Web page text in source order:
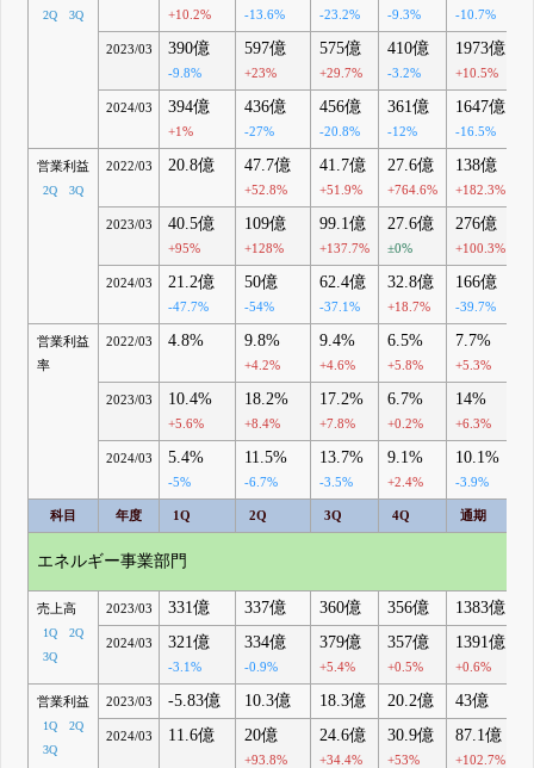
2Q 3Q +10.2% -13.6% -23.2% -9.3% -10.7%
2023/03 390億
-9.8%
597億
+23%
575億
+29.7%
410億
-3.2%
1973億
+10.5%
2024/03 394億
+1%
436億
-27%
456億
-20.8%
361億
-12%
1647億
-16.5%
営業利益
2Q 3Q
2022/03 20.8億 47.7億
+52.8%
41.7億
+51.9%
27.6億
+764.6%
138億
+182.3%
2023/03 40.5億
+95%
109億
+128%
99.1億
+137.7%
27.6億
±0%
276億
+100.3%
2024/03 21.2億
-47.7%
50億
-54%
62.4億
-37.1%
32.8億
+18.7%
166億
-39.7%
営業利益
率
2022/03 4.8% 9.8%
+4.2%
9.4%
+4.6%
6.5%
+5.8%
7.7%
+5.3%
2023/03 10.4%
+5.6%
18.2%
+8.4%
17.2%
+7.8%
6.7%
+0.2%
14%
+6.3%
2024/03 5.4%
-5%
11.5%
-6.7%
13.7%
-3.5%
9.1%
+2.4%
10.1%
-3.9%
科目 年度 1Q 2Q 3Q 4Q 通期
エネルギー事業部門
売上高
1Q
2Q
3Q
2023/03 331億 337億 360億 356億 1383億
2024/03 321億
-3.1%
334億
-0.9%
379億
+5.4%
357億
+0.5%
1391億
+0.6%
営業利益
1Q
2Q
3Q
2023/03 -5.83億 10.3億 18.3億 20.2億 43億
2024/03 11.6億 20億
+93.8%
24.6億
+34.4%
30.9億
+53%
87.1億
+102.7%